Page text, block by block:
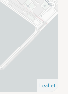
Leaflet